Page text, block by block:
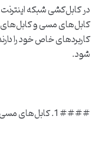
در کابل‌کشی شبکه
کابل‌های مسی و کابل‌های
کاربردهای خاص خود را
شود.
#### 1. کابل‌های مسی